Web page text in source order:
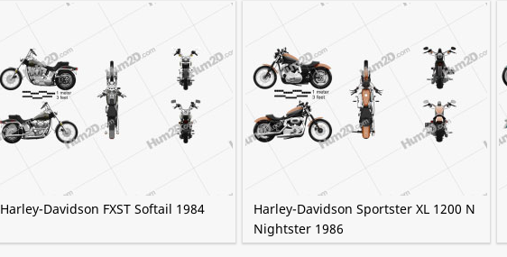
Harley-Davidson FXST Softail 1984
Harley-Davidson Sportster XL 1200 N
Nightster 1986